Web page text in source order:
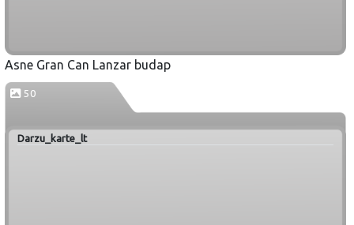
Asne Gran Can Lanzar budap
50
Darzu_karte_lt